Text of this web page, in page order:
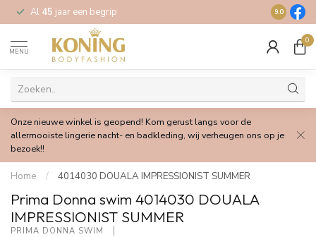
Al 45 jaar een begrip Gratis
9.0
MENU
0
Onze nieuwe winkel is geopend! Kom gerust langs voor de
allermooiste lingerie nacht- en badkleding, wij verheugen ons op je
bezoek!!
Home / 4014030 DOUALA IMPRESSIONIST SUMMER
Prima Donna swim 4014030 DOUALA
IMPRESSIONIST SUMMER
PRIMA DONNA SWIM